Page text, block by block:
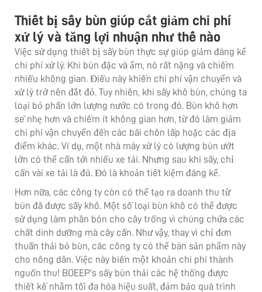
Thiết bị sấy bùn giúp cắt giảm chi phí
xử lý và tăng lợi nhuận như thế nào
Việc sử dụng thiết bị sấy bùn thực sự giúp giảm đáng kể
chi phí xử lý. Khi bùn đặc và ẩm, nó rất nặng và chiếm
nhiều không gian. Điều này khiến chi phí vận chuyển và
xử lý trở nên đắt đỏ. Tuy nhiên, khi sấy khô bùn, chúng ta
loại bỏ phần lớn lượng nước có trong đó. Bùn khô hơn
sẽ nhẹ hơn và chiếm ít không gian hơn, từ đó làm giảm
chi phí vận chuyển đến các bãi chôn lấp hoặc các địa
điểm khác. Ví dụ, một nhà máy xử lý có lượng bùn ướt
lớn có thể cần tới nhiều xe tải. Nhưng sau khi sấy, chỉ
cần vài xe tải là đủ. Đó là khoản tiết kiệm đáng kể.
Hơn nữa, các công ty còn có thể tạo ra doanh thu từ
bùn đã được sấy khô. Một số loại bùn khô có thể được
sử dụng làm phân bón cho cây trồng vì chúng chứa các
chất dinh dưỡng mà cây cần. Như vậy, thay vì chỉ đơn
thuần thải bỏ bùn, các công ty có thể bán sản phẩm này
cho nông dân. Việc này biến một khoản chi phí thành
nguồn thu! BOEEP’s sấy bùn thải các hệ thống được
thiết kế nhằm tối đa hóa hiệu suất, đảm bảo quá trình